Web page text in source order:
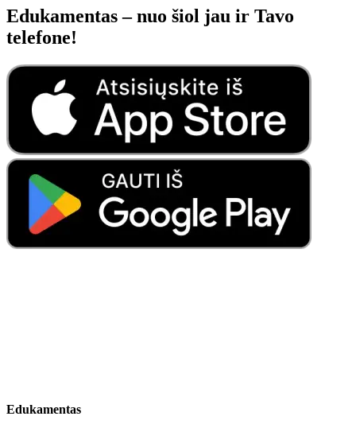
Edukamentas – nuo šiol jau ir Tavo
telefone!
Edukamentas